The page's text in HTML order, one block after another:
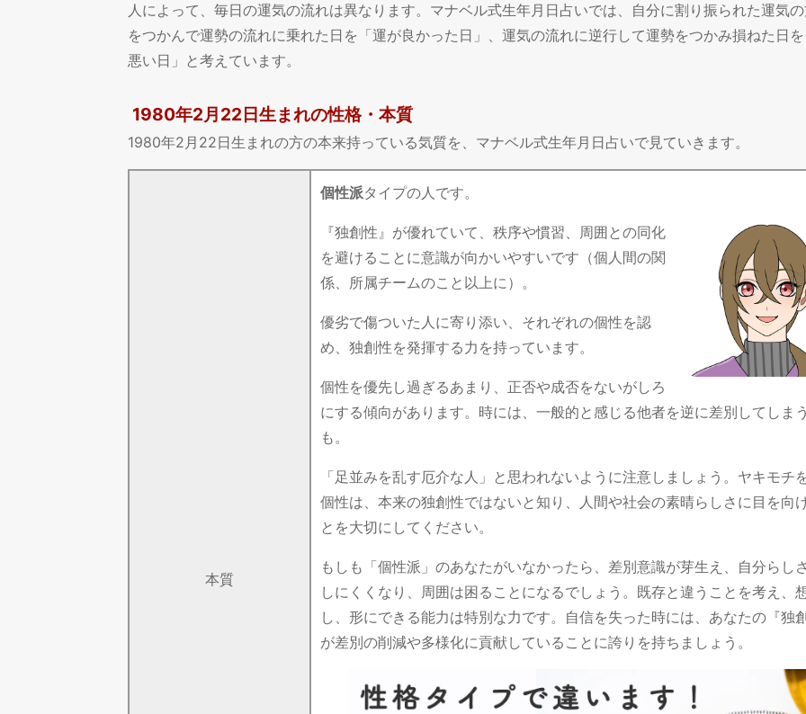
人によって、毎日の運気の流れは異なります。マナベル式生年月日占いでは、自分に割り振られた運気
をつかんで運勢の流れに乗れた日を「運が良かった日」、運気の流れに逆行して運勢をつかみ損ねた日
悪い日」と考えています。
1980年2月22日生まれの性格・本質
1980年2月22日生まれの方の本来持っている気質を、マナベル式生年月日占いで見ていきます。
本質
個性派タイプの人です。
『独創性』が優れていて、秩序や慣習、周囲との同化
を避けることに意識が向かいやすいです（個人間の関
係、所属チームのこと以上に）。
優劣で傷ついた人に寄り添い、それぞれの個性を認
め、独創性を発揮する力を持っています。
個性を優先し過ぎるあまり、正否や成否をないがしろ
にする傾向があります。時には、一般的と感じる他者を逆に差別してしま
も。
「足並みを乱す厄介な人」と思われないように注意しましょう。ヤキモチ
個性は、本来の独創性ではないと知り、人間や社会の素晴らしさに目を向
とを大切にしてください。
もしも「個性派」のあなたがいなかったら、差別意識が芽生え、自分らし
しにくくなり、周囲は困ることになるでしょう。既存と違うことを考え、
し、形にできる能力は特別な力です。自信を失った時には、あなたの『独創
が差別の削減や多様化に貢献していることに誇りを持ちましょう。